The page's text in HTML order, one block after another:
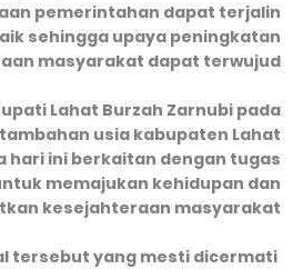
pemerintahan dapat terjalin
sehingga upaya peningkatan
masyarakat dapat terwujud.
Lahat Burzah Zarnubi pada
usia kabupaten Lahat
hari ini berkaitan dengan tugas
memajukan kehidupan dan
kesejahteraan masyarakat
tersebut yang mesti dicermati